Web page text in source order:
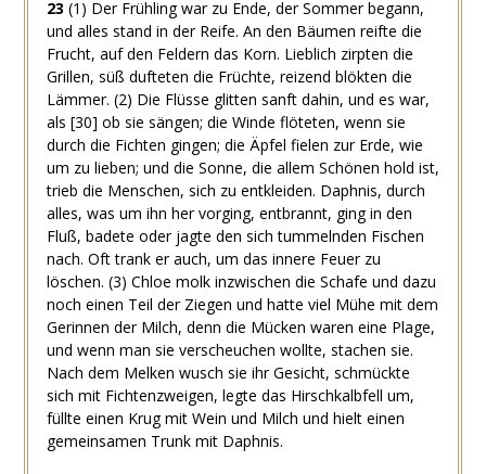
23 (1) Der Frühling war zu Ende, der Sommer begann,
und alles stand in der Reife. An den Bäumen reifte die
Frucht, auf den Feldern das Korn. Lieblich zirpten die
Grillen, süß dufteten die Früchte, reizend blökten die
Lämmer. (2) Die Flüsse glitten sanft dahin, und es war,
als [30] ob sie sängen; die Winde flöteten, wenn sie
durch die Fichten gingen; die Äpfel fielen zur Erde, wie
um zu lieben; und die Sonne, die allem Schönen hold ist,
trieb die Menschen, sich zu entkleiden. Daphnis, durch
alles, was um ihn her vorging, entbrannt, ging in den
Fluß, badete oder jagte den sich tummelnden Fischen
nach. Oft trank er auch, um das innere Feuer zu
löschen. (3) Chloe molk inzwischen die Schafe und dazu
noch einen Teil der Ziegen und hatte viel Mühe mit dem
Gerinnen der Milch, denn die Mücken waren eine Plage,
und wenn man sie verscheuchen wollte, stachen sie.
Nach dem Melken wusch sie ihr Gesicht, schmückte
sich mit Fichtenzweigen, legte das Hirschkalbfell um,
füllte einen Krug mit Wein und Milch und hielt einen
gemeinsamen Trunk mit Daphnis.